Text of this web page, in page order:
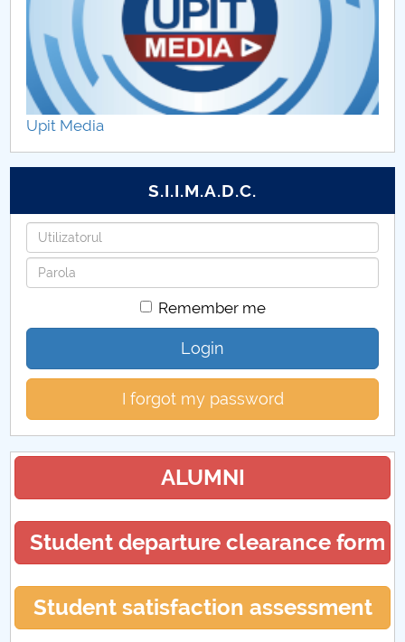
Upit Media
S.I.I.M.A.D.C.
Username
Password
Remember me
Login
I forgot my password
ALUMNI
Student departure clearance form
Student satisfaction assessment